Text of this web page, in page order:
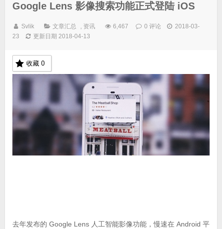
Google Lens 影像搜索功能正式登陆 iOS
Svlik 文章汇总 , 资讯 6,467 0 评论
2018-03-
23
更新日期 2018-04-13
收藏 0
去年发布的 Google Lens 人工智能影像功能，慢速在 Android 平